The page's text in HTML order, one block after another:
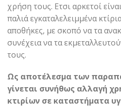
χρήση τους. Ετσι αρκετοί
παλιά εγκαταλελειμμένα
αποθήκες, με σκοπό να τα
συνέχεια να τα
τους.
Ως αποτέλεσμα των
γίνεται συνήθως αλλαγή
κτιρίων σε καταστήματα